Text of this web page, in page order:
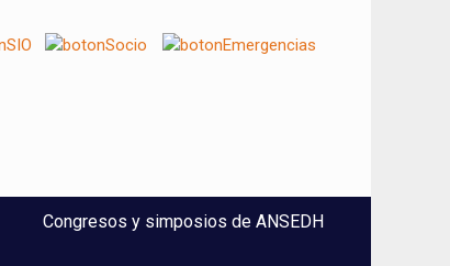
Congresos y simposios de ANSEDH